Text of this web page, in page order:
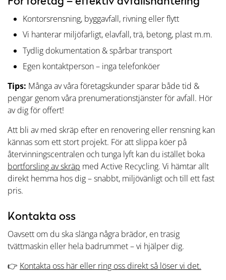
Kontorsrensning, byggavfall, rivning eller flytt
Vi hanterar miljöfarligt, elavfall, trä, betong, plast m.m.
Tydlig dokumentation & spårbar transport
Egen kontaktperson – inga telefonköer
Tips: Många av våra företagskunder sparar både tid &
pengar genom våra prenumerationstjänster för avfall. Hör
av dig för offert!
Att bli av med skräp efter en renovering eller rensning kan
kännas som ett stort projekt. För att slippa köer på
återvinningscentralen och tunga lyft kan du istället boka
bortforsling av skräp med Active Recycling. Vi hämtar allt
direkt hemma hos dig – snabbt, miljövänligt och till ett fast
pris.
Kontakta oss
Oavsett om du ska slänga några brädor, en trasig
tvättmaskin eller hela badrummet – vi hjälper dig.
👉 Kontakta oss här eller ring oss direkt så löser vi det.